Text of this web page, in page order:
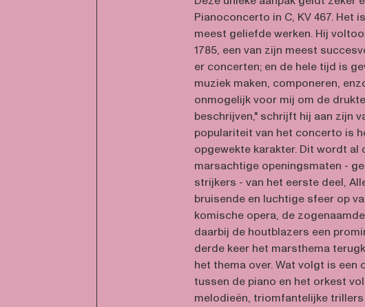
Pianoconcerto in C, KV 467. Het
meest geliefde werken. Hij
1785, een van zijn meest
er concerten; en de hele tijd is
muziek maken, componeren,
onmogelijk voor mij om de
beschrijven," schrijft hij aan zijn
populariteit van het concerto is
opgewekte karakter. Dit wordt al
marsachtige openingsmaten -
strijkers - van het eerste deel,
bruisende en luchtige sfeer op
komische opera, de zogenaamde
daarbij de houtblazers een
derde keer het marsthema
het thema over. Wat volgt is een
tussen de piano en het orkest
melodieën, triomfantelijke